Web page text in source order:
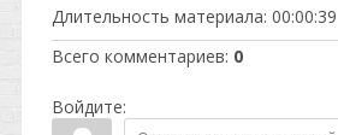
Длительность материала: 00:00:39
Всего комментариев: 0
Войдите: